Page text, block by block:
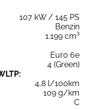
107 kW / 145 PS
Benzin
1.199 cm³
Euro 6e
4 (Green)
4,8 l/100km
109 g/km
C